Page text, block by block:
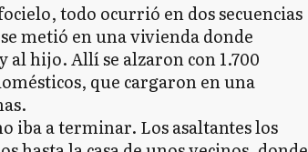
todo ocurrió en dos secuencias
metió en una vivienda donde
hijo. Allí se alzaron con 1.700
que cargaron en una
iba a terminar. Los asaltantes los